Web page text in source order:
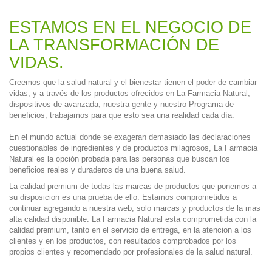
ESTAMOS EN EL NEGOCIO DE
LA TRANSFORMACIÓN DE
VIDAS.
Creemos que la salud natural y el bienestar tienen el poder de cambiar
vidas; y a través de los productos ofrecidos en La Farmacia Natural,
dispositivos de avanzada, nuestra gente y nuestro Programa de
beneficios, trabajamos para que esto sea una realidad cada día.
En el mundo actual donde se exageran demasiado las declaraciones
cuestionables de ingredientes y de productos milagrosos,
La Farmacia
Natural es la opción probada para las personas que buscan los
beneficios reales y duraderos de una buena salud.
La calidad premium de todas las marcas de productos que ponemos a
su disposicion es una prueba de ello. Estamos comprometidos a
continuar agregando a nuestra web, solo marcas y productos de la mas
alta calidad disponible. La Farmacia Natural esta comprometida con la
calidad premium, tanto en el servicio de entrega, en la atencion a los
clientes y en los productos, con resultados comprobados por los
propios clientes y recomendado por profesionales de la salud natural.